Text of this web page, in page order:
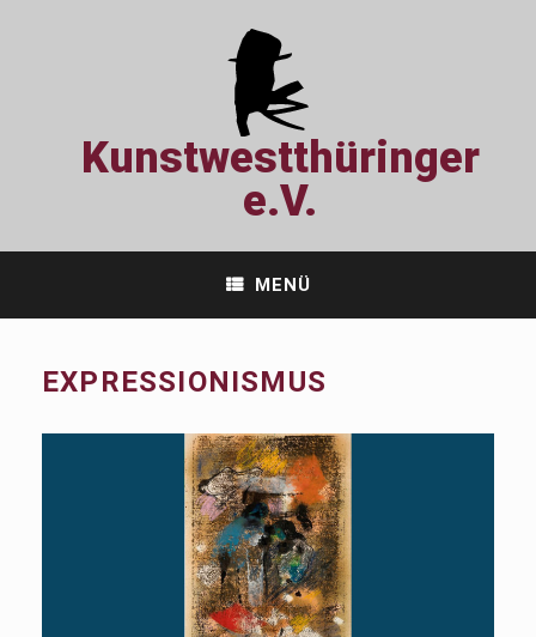
Kunstwestthüringer
e.V.
MENÜ
EXPRESSIONISMUS